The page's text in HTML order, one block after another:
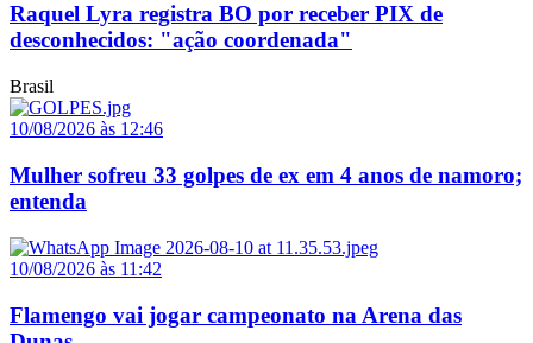
Raquel Lyra registra BO por receber PIX de
desconhecidos: "ação coordenada"
Brasil
10/08/2026 às 12:46
Mulher sofreu 33 golpes de ex em 4 anos de namoro;
entenda
10/08/2026 às 11:42
Flamengo vai jogar campeonato na Arena das